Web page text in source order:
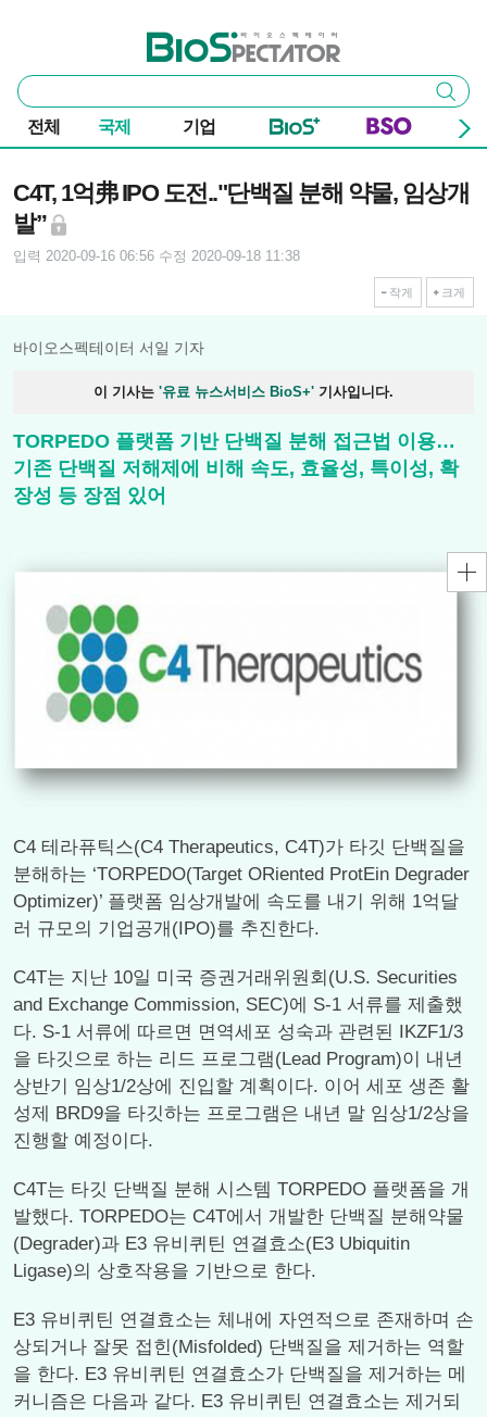
바이오스펙테이터
통
합
검
색
검색
전체 국제 기업
C4T, 1억弗 IPO 도전.."단백질 분해 약물, 임상개
발”
입력 2020-09-16 06:56 수정 2020-09-18 11:38
작게 크게
바이오스펙테이터 서일 기자
이 기사는 '유료 뉴스서비스 BioS+' 기사입니다.
TORPEDO 플랫폼 기반 단백질 분해 접근법 이용…
기존 단백질 저해제에 비해 속도, 효율성, 특이성, 확
장성 등 장점 있어
C4 테라퓨틱스(C4 Therapeutics, C4T)가 타깃 단백질을
분해하는 ‘TORPEDO(Target ORiented ProtEin Degrader
Optimizer)’ 플랫폼 임상개발에 속도를 내기 위해 1억달
러 규모의 기업공개(IPO)를 추진한다.
C4T는 지난 10일 미국 증권거래위원회(U.S. Securities
and Exchange Commission, SEC)에 S-1 서류를 제출했
다. S-1 서류에 따르면 면역세포 성숙과 관련된 IKZF1/3
을 타깃으로 하는 리드 프로그램(Lead Program)이 내년
상반기 임상1/2상에 진입할 계획이다. 이어 세포 생존 활
성제 BRD9을 타깃하는 프로그램은 내년 말 임상1/2상을
진행할 예정이다.
C4T는 타깃 단백질 분해 시스템 TORPEDO 플랫폼을 개
발했다. TORPEDO는 C4T에서 개발한 단백질 분해약물
(Degrader)과 E3 유비퀴틴 연결효소(E3 Ubiquitin
Ligase)의 상호작용을 기반으로 한다.
E3 유비퀴틴 연결효소는 체내에 자연적으로 존재하며 손
상되거나 잘못 접힌(Misfolded) 단백질을 제거하는 역할
을 한다. E3 유비퀴틴 연결효소가 단백질을 제거하는 메
커니즘은 다음과 같다. E3 유비퀴틴 연결효소는 제거되